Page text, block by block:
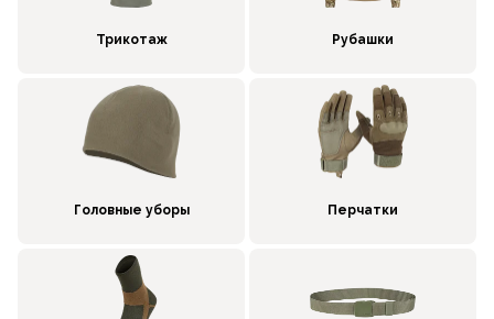
Трикотаж Рубашки
Головные уборы Перчатки